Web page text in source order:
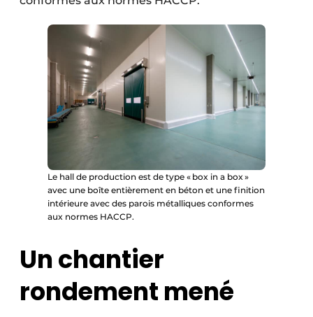
Le hall de production est de type « box in a box »
avec une boîte entièrement en béton et une finition
intérieure avec des parois métalliques conformes
aux normes HACCP.
Un chantier
rondement mené